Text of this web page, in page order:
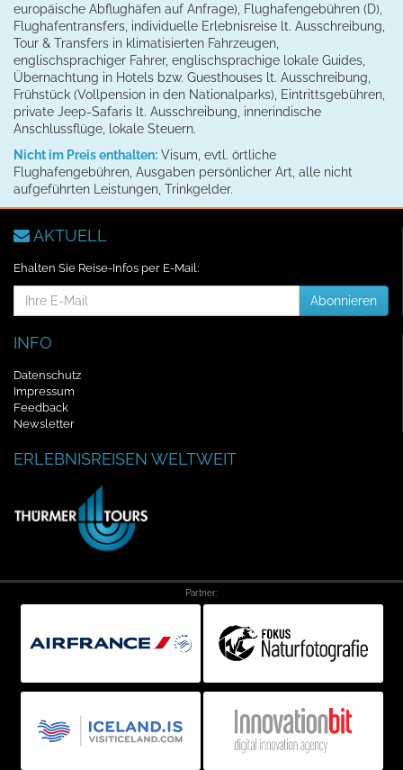
europäische Abflughäfen auf Anfrage), Flughafengebühren (D),
Flughafentransfers, individuelle Erlebnisreise lt. Ausschreibung,
Tour & Transfers in klimatisierten Fahrzeugen,
englischsprachiger Fahrer, englischsprachige lokale Guides,
Übernachtung in Hotels bzw. Guesthouses lt. Ausschreibung,
Frühstück (Vollpension in den Nationalparks), Eintrittsgebühren,
private Jeep-Safaris lt. Ausschreibung, innerindische
Anschlussflüge, lokale Steuern.
Nicht im Preis enthalten: Visum, evtl. örtliche
Flughafengebühren, Ausgaben persönlicher Art, alle nicht
aufgeführten Leistungen, Trinkgelder.
AKTUELL
Ehalten Sie Reise-Infos per E-Mail:
Mail-
Abonnieren
INFO
Datenschutz
Impressum
Feedback
Newsletter
ERLEBNISREISEN WELTWEIT
Partner: